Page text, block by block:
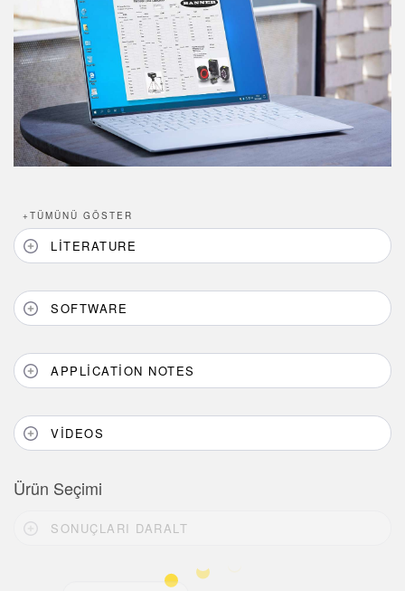
+ TÜMÜNÜ GÖSTER
LITERATURE
SOFTWARE
APPLICATION NOTES
VIDEOS
Ürün Seçimi
SONUÇLARI DARALT